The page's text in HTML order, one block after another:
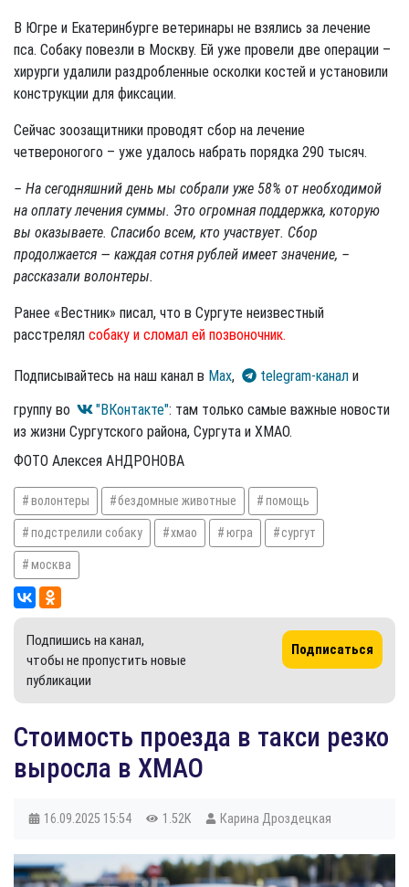
В Югре и Екатеринбурге ветеринары не взялись за лечение
пса. Собаку повезли в Москву. Ей уже провели две операции –
хирурги удалили раздробленные осколки костей и установили
конструкции для фиксации.
Сейчас зоозащитники проводят сбор на лечение
четвероногого – уже удалось набрать порядка 290 тысяч.
– На сегодняшний день мы собрали уже 58% от необходимой
на оплату лечения суммы. Это огромная поддержка, которую
вы оказываете. Спасибо всем, кто участвует. Сбор
продолжается — каждая сотня рублей имеет значение, –
рассказали волонтеры.
Ранее «Вестник» писал, что в Сургуте неизвестный
расстрелял собаку и сломал ей позвоночник.
Подписывайтесь на наш канал в Max, telegram-канал и
группу во
"ВКонтакте": там только самые важные новости
из жизни Сургутского района, Сургута и ХМАО.
ФОТО Алексея АНДРОНОВА
волонтеры бездомные животные помощь
подстрелили собаку хмао югра сургут
москва
Подпишись на канал,
чтобы не пропустить новые
публикации
Подписаться
Стоимость проезда в такси резко
выросла в ХМАО
16.09.2025 15:54 1.52K Карина Дроздецкая